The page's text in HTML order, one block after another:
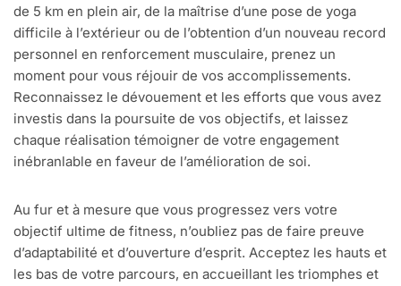
de 5 km en plein air, de la maîtrise d’une pose de yoga
difficile à l’extérieur ou de l’obtention d’un nouveau record
personnel en renforcement musculaire, prenez un
moment pour vous réjouir de vos accomplissements.
Reconnaissez le dévouement et les efforts que vous avez
investis dans la poursuite de vos objectifs, et laissez
chaque réalisation témoigner de votre engagement
inébranlable en faveur de l’amélioration de soi.
Au fur et à mesure que vous progressez vers votre
objectif ultime de fitness, n’oubliez pas de faire preuve
d’adaptabilité et d’ouverture d’esprit. Acceptez les hauts et
les bas de votre parcours, en accueillant les triomphes et